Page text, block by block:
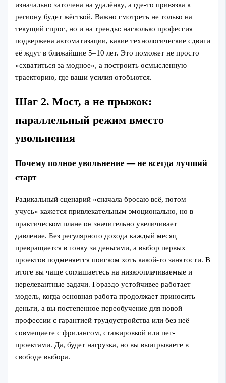
изначально заточена на удалёнку, а где-то привязка к
региону будет жёсткой. Важно смотреть не только на
текущий спрос, но и на тренды: насколько профессия
подвержена автоматизации, какие технологические сдвиги
её ждут в ближайшие 5–10 лет. Это поможет не просто
«схватиться за модное», а построить осмысленную
траекторию, где ваши усилия отобьются.
Шаг 2. Мост, а не прыжок:
параллельный режим вместо
увольнения
Почему полное увольнение — не всегда лучший
старт
Радикальный сценарий «сначала бросаю всё, потом
учусь» кажется привлекательным эмоционально, но в
практическом плане он значительно увеличивает
давление. Без регулярного дохода каждый месяц
превращается в гонку за деньгами, а выбор первых
проектов подменяется поиском хоть какой-то занятости. В
итоге вы чаще соглашаетесь на низкооплачиваемые и
нерелевантные задачи. Гораздо устойчивее работает
модель, когда основная работа продолжает приносить
деньги, а вы постепенное переобучение для новой
профессии с гарантией трудоустройства или без неё
совмещаете с фрилансом, стажировкой или пет-
проектами. Да, будет нагрузка, но вы выигрываете в
свободе выбора.